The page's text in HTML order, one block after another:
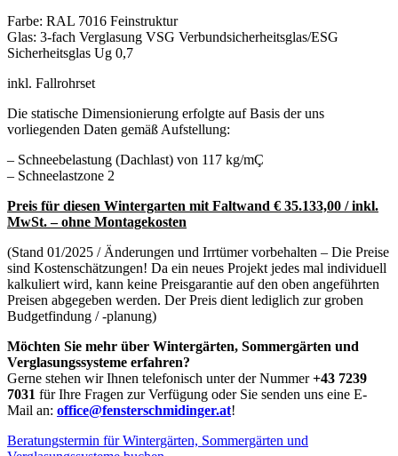
Farbe: RAL 7016 Feinstruktur
Glas: 3-fach Verglasung VSG Verbundsicherheitsglas/ESG
Sicherheitsglas Ug 0,7
inkl. Fallrohrset
Die statische Dimensionierung erfolgte auf Basis der uns
vorliegenden Daten gemäß Aufstellung:
– Schneebelastung (Dachlast) von 117 kg/mÇ
– Schneelastzone 2
Preis für diesen Wintergarten mit Faltwand € 35.133,00 / inkl.
MwSt. – ohne Montagekosten
(Stand 01/2025 / Änderungen und Irrtümer vorbehalten – Die Preise
sind Kostenschätzungen! Da ein neues Projekt jedes mal individuell
kalkuliert wird, kann keine Preisgarantie auf den oben angeführten
Preisen abgegeben werden. Der Preis dient lediglich zur groben
Budgetfindung / -planung)
Möchten Sie mehr über Wintergärten, Sommergärten und
Verglasungssysteme erfahren?
Gerne stehen wir Ihnen telefonisch unter der Nummer+43 7239
7031 für Ihre Fragen zur Verfügung oder Sie senden uns eine E-
Mail an: office@fensterschmidinger.at!
Beratungstermin für Wintergärten, Sommergärten und